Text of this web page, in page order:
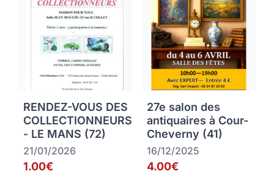
RENDEZ-VOUS DES
COLLECTIONNEURS
- LE MANS (72)
21/01/2026
1.00€
27e salon des
antiquaires à Cour-
Cheverny (41)
16/12/2025
4.00€